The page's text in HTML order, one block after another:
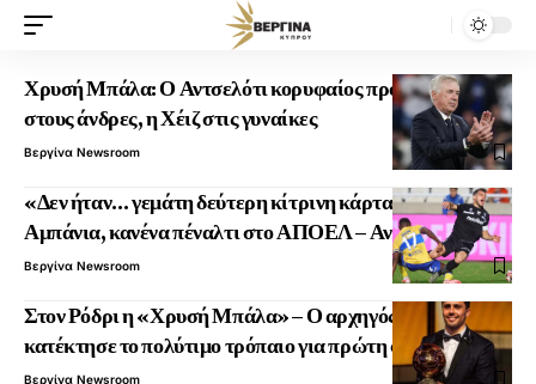
Χρυσή Μπάλα: Ο Αντσελότι κορυφαίος προπονητής
στους άνδρες, η Χέιζ στις γυναίκες
Βεργίνα Newsroom
«Δεν ήταν… γεμάτη δεύτερη κίτρινη κάρτα στον
Αμπάνια, κανένα πέναλτι στο ΑΠΟΕΛ – Ανόρθωση»
Βεργίνα Newsroom
Στον Ρόδρι η «Χρυσή Μπάλα» – Ο αρχηγός της Ισπανίας
κατέκτησε το πολύτιμο τρόπαιο για πρώτη φορά
Βεργίνα Newsroom